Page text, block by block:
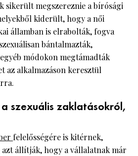
sikerült megszereznie a bírósági
kiderült, hogy a női
államban is elrabolták, fogva
bántalmazták,
módokon megtámadták
az alkalmazáson keresztül
szexuális zaklatásokról,
felelősségére is kitérnek,
azt állítják, hogy a vállalatnak már